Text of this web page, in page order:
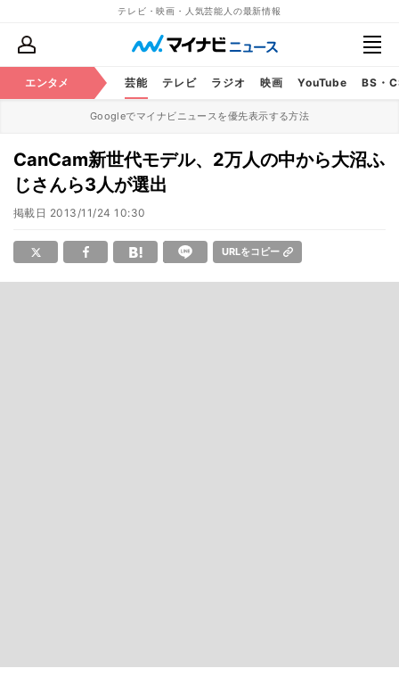
テレビ・映画・人気芸能人の最新情報
エンタメ 芸能 テレビ ラジオ 映画 YouTube BS・
Googleでマイナビニュースを優先表示する方法
CanCam新世代モデル、2万人の中から大沼ふ
じさんら3人が選出
掲載日 2013/11/24 10:30
URLをコピー